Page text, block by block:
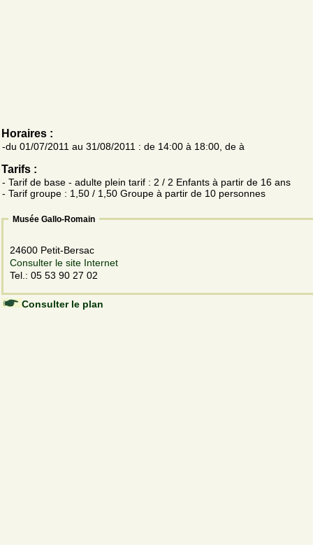
Horaires :
-du 01/07/2011 au 31/08/2011 : de 14:00 à 18:00, de à
Tarifs :
- Tarif de base - adulte plein tarif : 2 / 2 Enfants à partir de 16 ans
- Tarif groupe : 1,50 / 1,50 Groupe à partir de 10 personnes
Musée Gallo-Romain
24600 Petit-Bersac
Consulter le site Internet
Tel.: 05 53 90 27 02
Consulter le plan